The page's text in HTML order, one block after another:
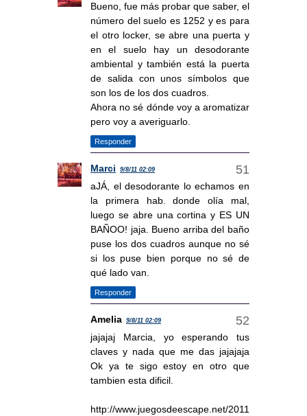
Bueno, fue más probar que saber, el
número del suelo es 1252 y es para
el otro locker, se abre una puerta y
en el suelo hay un desodorante
ambiental y también está la puerta
de salida con unos símbolos que
son los de los dos cuadros.
Ahora no sé dónde voy a aromatizar
pero voy a averiguarlo.
Responder
Marci 9/8/11 02:09
aJÁ, el desodorante lo echamos en
la primera hab. donde olía mal,
luego se abre una cortina y ES UN
BAÑOO! jaja. Bueno arriba del baño
puse los dos cuadros aunque no sé
si los puse bien porque no sé de
qué lado van.
Responder
Amelia 9/8/11 02:09
jajajaj Marcia, yo esperando tus
claves y nada que me das jajajaja
Ok ya te sigo estoy en otro que
tambien esta dificil.
http://www.juegosdeescape.net/2011